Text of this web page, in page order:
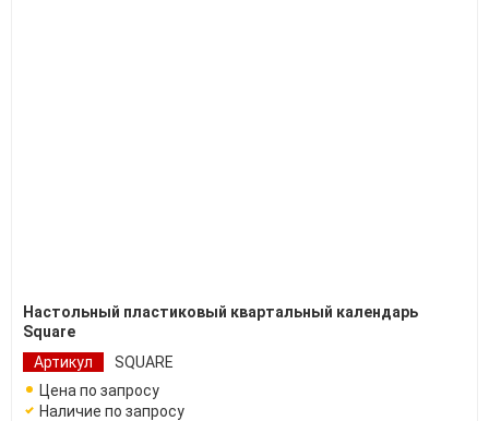
Настольный пластиковый квартальный календарь
Square
Артикул
SQUARE
Цена по запросу
Наличие по запросу